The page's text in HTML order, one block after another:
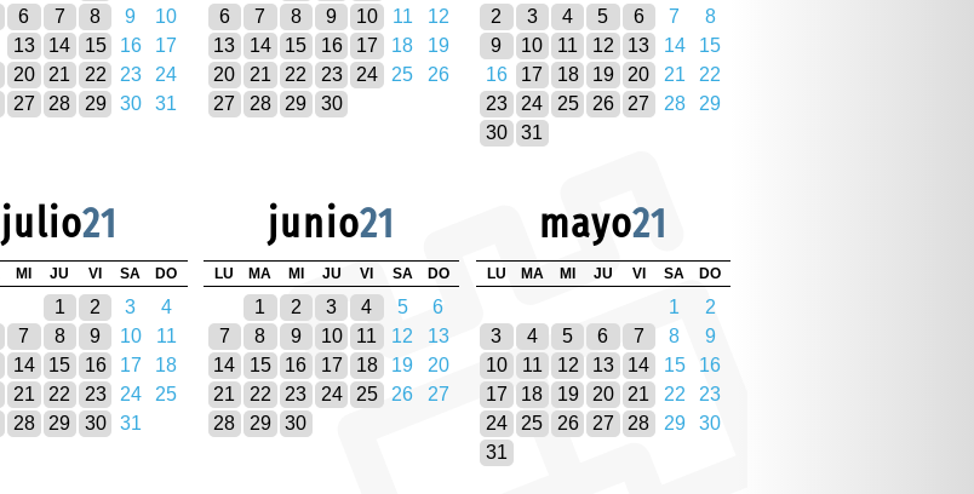
6 7 8 9
10
13 14 15 16
17
20 21 22 23
24
27 28 29 30 31
6
7 8 9 10 11
12
13
14 15 16 17 18
19
20
21 22 23 24 25
26
27
28 29 30
2
3 4 5 6 7
8
9
10 11 12 13 14
15
16
17 18 19 20 21
22
23
24 25 26 27 28
29
30
31
julio21
MI JU VI SA DO
1 2 3
4
7 8 9 10
11
14 15 16 17
18
21 22 23 24
25
28 29 30 31
junio21
LU MA MI JU VI SA DO
1 2 3 4 5
6
7
8 9 10 11 12
13
14
15 16 17 18 19
20
21
22 23 24 25 26
27
28
29 30
mayo21
LU MA MI JU VI SA DO
1
2
3
4 5 6 7 8
9
10
11 12 13 14 15
16
17
18 19 20 21 22
23
24
25 26 27 28 29
30
31